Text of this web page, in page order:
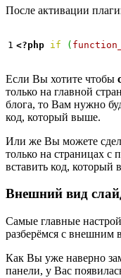
После активации
<?php if (
Если Вы хотите чтобы
только на главной
блога, то Вам нужно
код, который выше.
Или же Вы можете
только на страницах
вставить код, который
Внешний вид
Самые главные
разберёмся с внешним
Как Вы уже наверно
панели, у Вас